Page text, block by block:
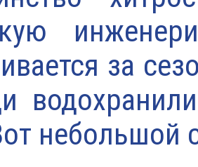
за
небольшой